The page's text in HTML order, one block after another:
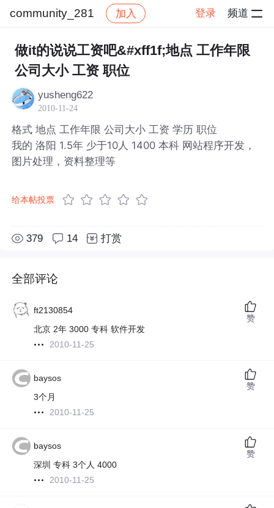
community_281 加入 登录 频道
社区 community_281 帖子详情
做it的说说工资吧&#xff1f;地点 工作年限
公司大小 工资 职位
yusheng622
2010-11-24
格式 地点 工作年限 公司大小 工资 学历 职位
我的 洛阳 1.5年 少于10人 1400 本科 网站程序开发，
图片处理，资料整理等
给本帖投票
379 14 打赏
全部评论
ft2130854
北京 2年 3000 专科 软件开发
2010-11-25
赞
baysos
3个月
2010-11-25
赞
baysos
深圳 专科 3个人 4000
2010-11-25
赞